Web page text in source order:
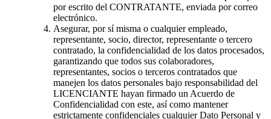
por escrito del CONTRATANTE, enviada por correo
electrónico.
Asegurar, por sí misma o cualquier empleado,
representante, socio, director, representante o tercero
contratado, la confidencialidad de los datos procesados,
garantizando que todos sus colaboradores,
representantes, socios o terceros contratados que
manejen los datos personales bajo responsabilidad del
LICENCIANTE hayan firmado un Acuerdo de
Confidencialidad con este, así como mantener
estrictamente confidenciales cualquier Dato Personal y